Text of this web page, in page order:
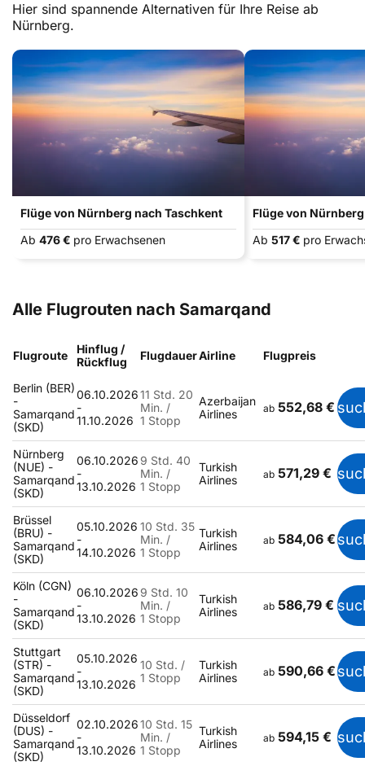
Hier sind spannende Alternativen für Ihre Reise ab
Nürnberg.
Flüge von Nürnberg nach Taschkent
Ab 476 € pro Erwachsenen
Flüge von
Ab 517 € pro
Alle Flugrouten nach Samarqand
Flugroute
Hinflug /
Rückflug
FlugdauerAirline Flugpreis
Berlin (BER)
-
Samarqand
(SKD)
06.10.2026
-
11.10.2026
11 Std. 20
Min. /
1 Stopp
Azerbaijan
Airlines
ab 552,68 €
Nürnberg
(NUE) -
Samarqand
(SKD)
06.10.2026
-
13.10.2026
9 Std. 40
Min. /
1 Stopp
Turkish
Airlines
ab 571,29 €
Brüssel
(BRU) -
Samarqand
(SKD)
05.10.2026
-
14.10.2026
10 Std. 35
Min. /
1 Stopp
Turkish
Airlines
ab 584,06 €
Köln (CGN)
-
Samarqand
(SKD)
06.10.2026
-
13.10.2026
9 Std. 10
Min. /
1 Stopp
Turkish
Airlines
ab 586,79 €
Stuttgart
(STR) -
Samarqand
(SKD)
05.10.2026
-
13.10.2026
10 Std. /
1 Stopp
Turkish
Airlines
ab 590,66 €
Düsseldorf
(DUS) -
Samarqand
(SKD)
02.10.2026
-
13.10.2026
10 Std. 15
Min. /
1 Stopp
Turkish
Airlines
ab 594,15 €